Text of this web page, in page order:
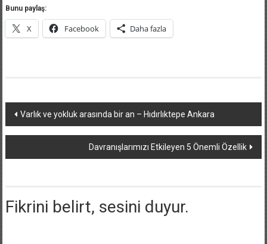
Bunu paylaş:
X Facebook Daha fazla
Post
navigation
Varlık ve yokluk arasında bir an – Hıdırlıktepe Ankara
Davranışlarımızı Etkileyen 5 Önemli Özellik
Fikrini belirt, sesini duyur.